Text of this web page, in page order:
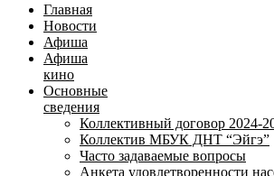
Главная
Новости
Афиша
Афиша
кино
Основные
сведения
Коллективный договор 2024-
Коллектив МБУК ДНТ “Эйгэ”
Часто задаваемые вопросы
Анкета удовлетворенности